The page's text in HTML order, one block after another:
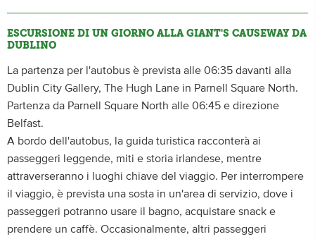
ESCURSIONE DI UN GIORNO ALLA GIANT'S CAUSEWAY DA
DUBLINO
La partenza per l'autobus è prevista alle 06:35 davanti alla
Dublin City Gallery, The Hugh Lane in Parnell Square North.
Partenza da Parnell Square North alle 06:45 e direzione
Belfast.
A bordo dell'autobus, la guida turistica racconterà ai
passeggeri leggende, miti e storia irlandese, mentre
attraverseranno i luoghi chiave del viaggio. Per interrompere
il viaggio, è prevista una sosta in un'area di servizio, dove i
passeggeri potranno usare il bagno, acquistare snack e
prendere un caffè. Occasionalmente, altri passeggeri